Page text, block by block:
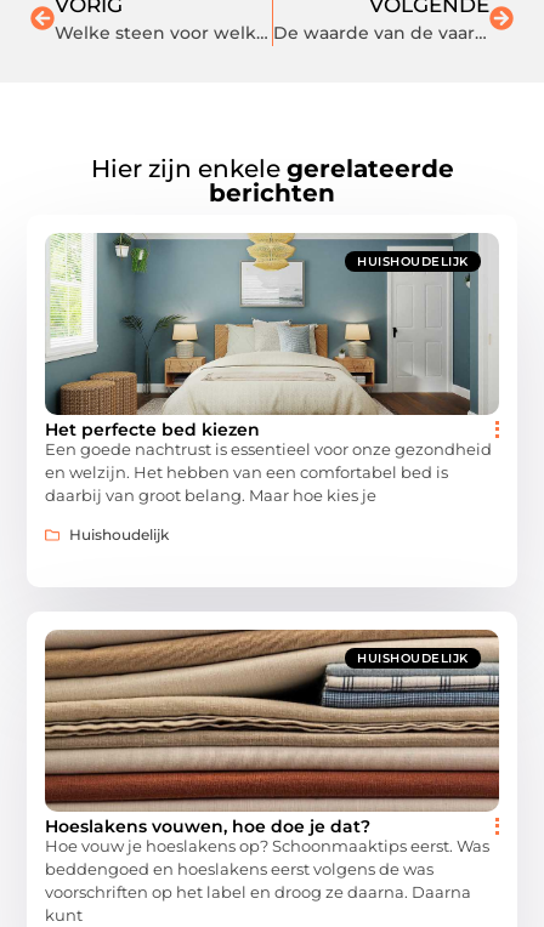
VORIG
Welke steen voor welk gebruik?
VOLGENDE
De waarde van de vaardigheid om sloten te kunnen openen met lockpicks.
Hier zijn enkele gerelateerde
berichten
HUISHOUDELIJK
Het perfecte bed kiezen
Een goede nachtrust is essentieel voor onze gezondheid
en welzijn. Het hebben van een comfortabel bed is
daarbij van groot belang. Maar hoe kies je
Huishoudelijk
HUISHOUDELIJK
Hoeslakens vouwen, hoe doe je dat?
Hoe vouw je hoeslakens op? Schoonmaaktips eerst. Was
beddengoed en hoeslakens eerst volgens de was
voorschriften op het label en droog ze daarna. Daarna
kunt